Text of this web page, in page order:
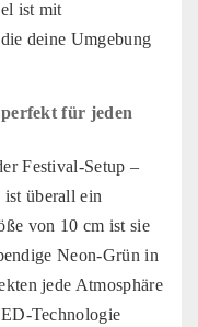
ist mit
deine Umgebung
für jeden
Festival-Setup –
ist überall ein
von 10 cm ist sie
Neon-Grün in
jede Atmosphäre
Technologie